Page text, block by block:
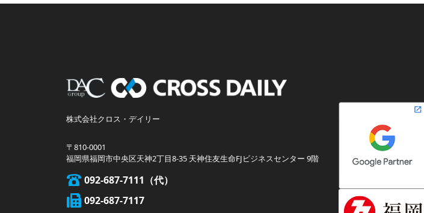
株式会社クロス・デイリー
〒810-0001
福岡県福岡市中央区天神2丁目8-35 天神住友生命FJビジネスセンター 9階
092-687-7111
092-687-7117